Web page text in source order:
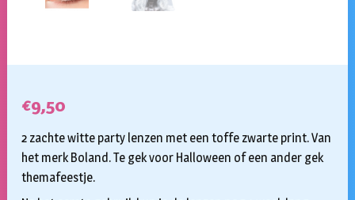
€9,50
2 zachte witte party lenzen met een toffe zwarte print. Van
het merk Boland. Te gek voor Halloween of een ander gek
themafeestje.